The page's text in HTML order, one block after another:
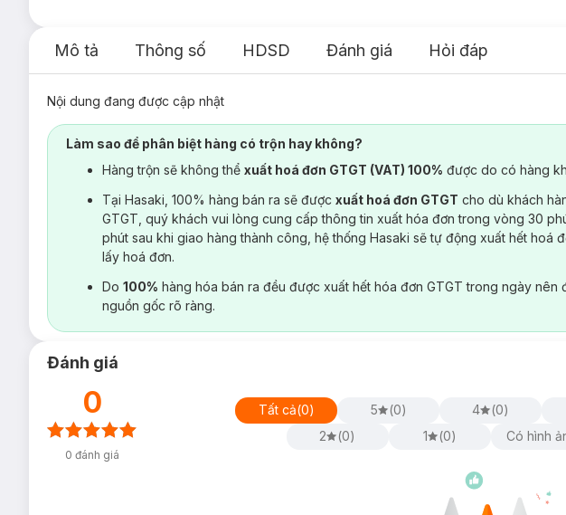
Mô tả Thông số HDSD Đánh giá Hỏi đáp
Nội dung đang được cập nhật
Làm sao để phân biệt hàng có trộn hay không?
Hàng trộn sẽ không thể xuất hoá đơn GTGT (VAT) 100% được do có hàng
Tại Hasaki, 100% hàng bán ra sẽ được xuất hoá đơn GTGT cho dù khách
GTGT, quý khách vui lòng cung cấp thông tin xuất hóa đơn trong vòng 30
phút sau khi giao hàng thành công, hệ thống Hasaki sẽ tự động xuất hết
lấy hoá đơn.
Do 100% hàng hóa bán ra đều được xuất hết hóa đơn GTGT trong ngày nên
nguồn gốc rõ ràng.
Đánh giá
0
0 đánh giá
Tất cả(0) 5 (0) 4 (0)
2
(0) 1 (0) Có hình